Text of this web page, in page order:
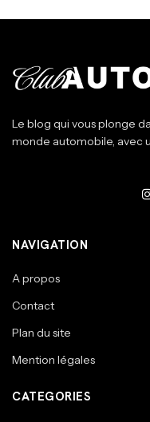
Le blog qui vous plonge
monde automobile, avec
NAVIGATION
A propos
Contact
Plan du site
Mention légales
CATEGORIES